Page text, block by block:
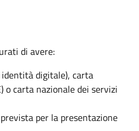
di avere:
identità digitale), carta
o carta nazionale dei servizi
per la presentazione